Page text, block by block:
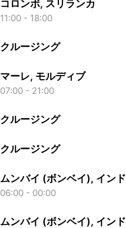
コロンボ, スリランカ
11:00 - 18:00
クルージング
マーレ, モルディブ
07:00 - 21:00
クルージング
クルージング
ムンバイ (ボンベイ), インド
06:00 - 00:00
ムンバイ (ボンベイ), インド